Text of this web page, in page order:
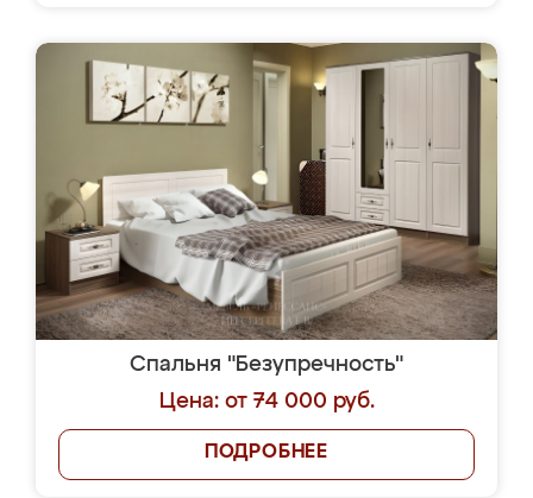
Спальня "Безупречность"
Цена: от 74 000 руб.
ПОДРОБНЕЕ